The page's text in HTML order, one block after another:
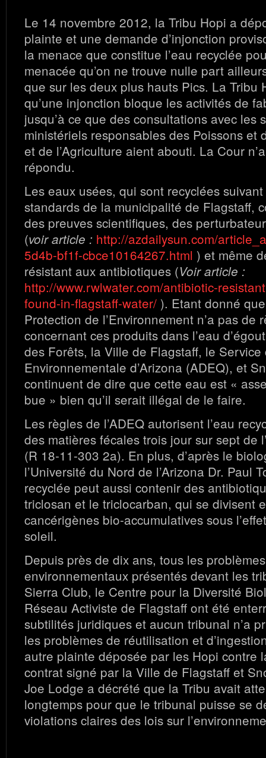
Le 14 novembre 2012, la Tribu Hopi a
plainte et une demande d’injonction
la menace que constitue l’eau recyclée
menacée qu’on ne trouve nulle part
que sur les deux plus hauts Pics. La Tribu
qu’une injonction bloque les activités de
jusqu’à ce que des consultations avec les
ministériels responsables des Poissons et
et de l’Agriculture aient abouti. La Cour
répondu.
Les eaux usées, qui sont recyclées
standards de la municipalité de Flagstaff,
des preuves scientifiques, des
(voir article : http://azdailysun.com/
5d4b-bf1f-cbce10164267.html ) et même
résistant aux antibiotiques (Voir article :
http://www.rwlwater.com/antibiotic-
found-in-flagstaff-water/ ). Etant donné
Protection de l’Environnement n’a pas de
concernant ces produits dans l’eau
des Forêts, la Ville de Flagstaff, le
Environnementale d’Arizona (ADEQ), et
continuent de dire que cette eau est «
bue » bien qu’il serait illégal de le faire.
Les règles de l’ADEQ autorisent l’eau
des matières fécales trois jour sur sept de
(R 18-11-303 2a). En plus, d’après le
l’Université du Nord de l’Arizona Dr. Paul
recyclée peut aussi contenir des
triclosan et le triclocarban, qui se divisent
cancérigènes bio-accumulatives sous
soleil.
Depuis près de dix ans, tous les problèmes
environnementaux présentés devant les
Sierra Club, le Centre pour la Diversité
Réseau Activiste de Flagstaff ont été
subtilités juridiques et aucun tribunal n’a
les problèmes de réutilisation et
autre plainte déposée par les Hopi contre
contrat signé par la Ville de Flagstaff et
Joe Lodge a décrété que la Tribu avait
longtemps pour que le tribunal puisse se
violations claires des lois sur